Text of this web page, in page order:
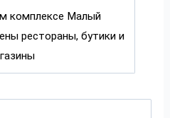
комплексе Малый
рестораны, бутики и